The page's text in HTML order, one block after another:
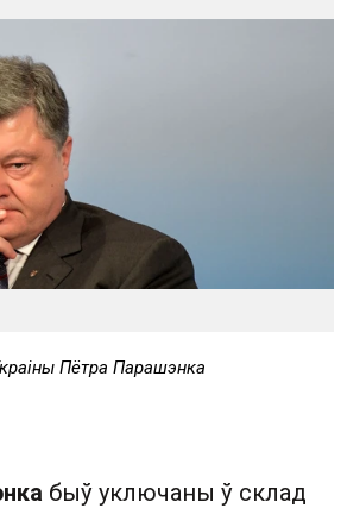
Пётра Парашэнка
быў уключаны ў склад